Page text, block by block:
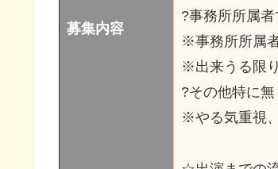
募集内容
?事務所所属
※事務所所属
※出来うる限
?その他特に無
※やる気重視